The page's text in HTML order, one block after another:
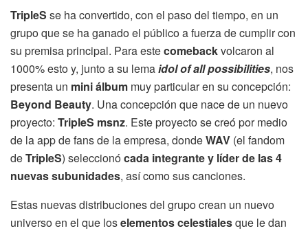
TripleS se ha convertido, con el paso del tiempo, en un
grupo que se ha ganado el público a fuerza de cumplir con
su premisa principal. Para estecomebackvolcaron al
1000% esto y, junto a su lemaidol of all possibilities, nos
presenta un mini álbum muy particular en su concepción:
Beyond Beauty. Una concepción que nace de un nuevo
proyecto: TripleS msnz. Este proyecto se creó por medio
de la app de fans de la empresa, dondeWAV (el fandom
deTripleS) seleccionócada integrante y líder de las 4
nuevas subunidades, así como sus canciones.
Estas nuevas distribuciones del grupo crean un nuevo
universo en el que loselementos celestialesque le dan